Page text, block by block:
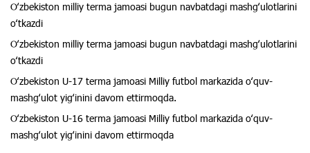
Oʻzbekiston milliy terma jamoasi bugun navbatdagi mashgʻulotlarini
oʻtkazdi
Oʻzbekiston milliy terma jamoasi bugun navbatdagi mashgʻulotlarini
oʻtkazdi
Oʻzbekiston U-17 terma jamoasi Milliy futbol markazida oʻquv-
mashgʻulot yigʻinini davom ettirmoqda.
Oʻzbekiston U-16 terma jamoasi Milliy futbol markazida oʻquv-
mashgʻulot yigʻinini davom ettirmoqda